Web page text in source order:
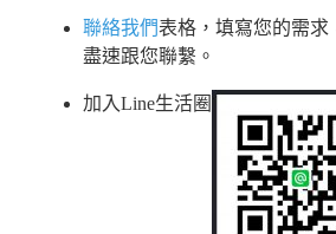
聯絡我們表格，填寫您的需求
盡速跟您聯繫。
加入Line生活圈